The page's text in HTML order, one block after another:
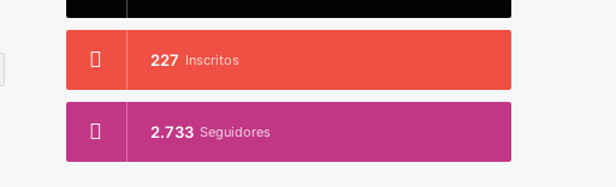
227 Inscritos
2.733 Seguidores